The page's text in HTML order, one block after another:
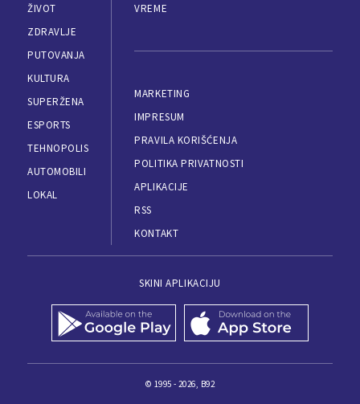
ŽIVOT
ZDRAVLJE
PUTOVANJA
KULTURA
SUPERŽENA
ESPORTS
TEHNOPOLIS
AUTOMOBILI
LOKAL
VREME
MARKETING
IMPRESUM
PRAVILA KORIŠĆENJA
POLITIKA PRIVATNOSTI
APLIKACIJE
RSS
KONTAKT
SKINI APLIKACIJU
© 1995 - 2026, B92